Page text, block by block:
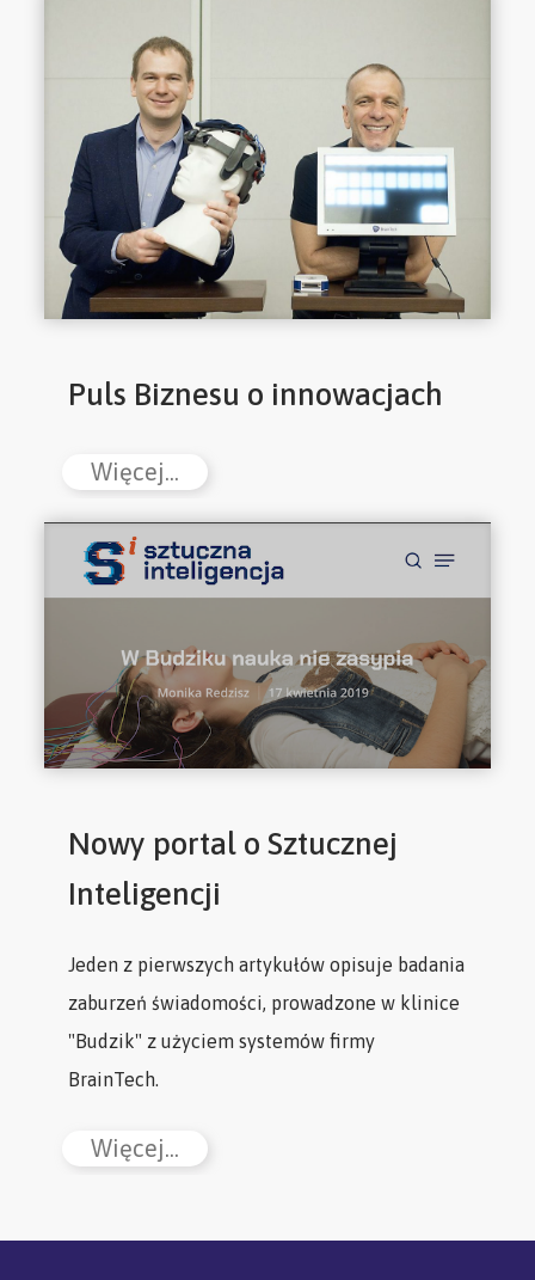
Puls Biznesu o innowacjach
Więcej...
Nowy portal o Sztucznej
Inteligencji
Jeden z pierwszych artykułów opisuje badania
zaburzeń świadomości, prowadzone w klinice
"Budzik" z użyciem systemów firmy
BrainTech.
Więcej...